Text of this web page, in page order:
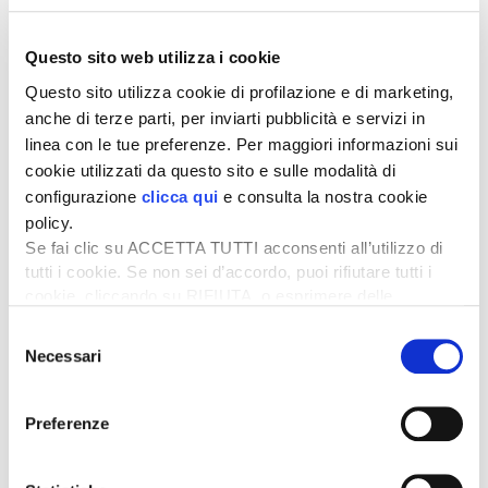
Questo sito web utilizza i cookie
Questo sito utilizza cookie di profilazione e di marketing,
anche di terze parti, per inviarti pubblicità e servizi in
linea con le tue preferenze. Per maggiori informazioni sui
cookie utilizzati da questo sito e sulle modalità di
configurazione clicca qui e consulta la nostra cookie
policy.
Se fai clic su ACCETTA TUTTI acconsenti all’utilizzo di
tutti i cookie. Se non sei d’accordo, puoi rifiutare tutti i
desideri accettare e cliccando ACCETTA SELEZIONATI.
delNecessari
Preferenze
Necessità di compressore (ingombrante e
rumoroso)
Maggiore manutenzione (guarnizioni,
lubrificazione)
Emissioni e consumo di carburante se il
compressore è azionato da un motore
endotermico
Abbacchiatori a motore a scoppio.Azionati da un
Autonomia elevata ma comunque legata alla
disponibilità di carburante